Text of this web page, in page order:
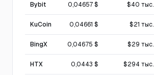
Bybit 0,04657 $ $40 тыс.
KuCoin 0,04661 $ $21 тыс.
BingX 0,04675 $ $29 тыс.
HTX 0,0443 $ $294 тыс.